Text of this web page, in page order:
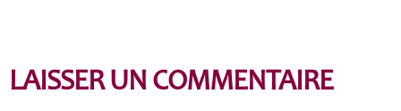
LAISSER UN COMMENTAIRE